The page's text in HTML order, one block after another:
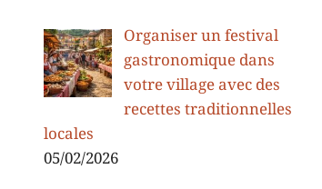
Organiser un festival
gastronomique dans
votre village avec des
recettes traditionnelles
locales
05/02/2026